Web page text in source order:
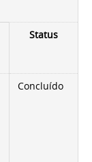
Status
Concluído